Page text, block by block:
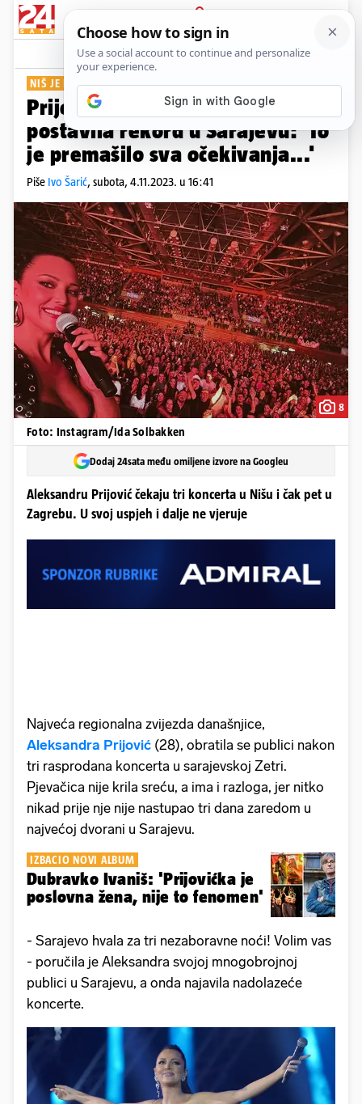
PRIJAVA
Show Komentari
NIŠ JE IDUĆI
Prijović se oglasila nakon što je
postavila rekord u Sarajevu: 'To
je premašilo sva očekivanja...'
Piše Ivo Šarić, subota, 4.11.2023. u 16:41
8
Foto: Instagram/Ida Solbakken
Dodaj 24sata među omiljene izvore na Googleu
Aleksandru Prijović čekaju tri koncerta u Nišu i čak pet u
Zagrebu. U svoj uspjeh i dalje ne vjeruje
Najveća regionalna zvijezda današnjice,
Aleksandra Prijović (28), obratila se publici nakon
tri rasprodana koncerta u sarajevskoj Zetri.
Pjevačica nije krila sreću, a ima i razloga, jer nitko
nikad prije nje nije nastupao tri dana zaredom u
najvećoj dvorani u Sarajevu.
IZBACIO NOVI ALBUM
Dubravko Ivaniš: 'Prijovićka je
poslovna žena, nije to fenomen'
- Sarajevo hvala za tri nezaboravne noći! Volim vas
- poručila je Aleksandra svojoj mnogobrojnoj
publici u Sarajevu, a onda najavila nadolazeće
koncerte.